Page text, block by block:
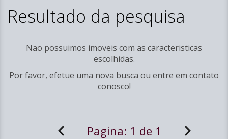
Resultado da pesquisa
Nao possuimos imoveis com as caracteristicas
escolhidas.
Por favor, efetue uma nova busca ou entre em contato
conosco!
Pagina: 1 de 1